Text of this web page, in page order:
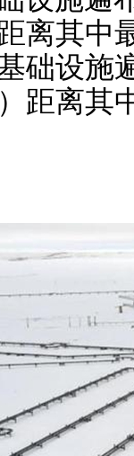
离其中
础设施
距离其